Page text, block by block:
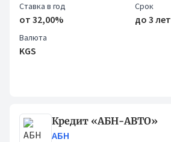
Ставка в год
от 32,00%
Срок
до 3 лет
Валюта
KGS
Кредит «АБН-АВТО»
АБН